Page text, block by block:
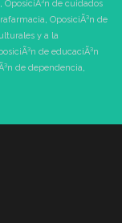
, OposiciÃ³n de cuidados
, OposiciÃ³n de
y a la
de educaciÃ³n
de dependencia,